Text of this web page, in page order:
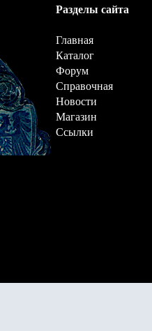
Разделы сайта
Главная
Каталог
Форум
Справочная
Новости
Магазин
Ссылки